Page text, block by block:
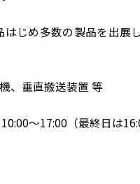
じめ多数の製品を出展
、垂直搬送装置 等
～17:00（最終日は